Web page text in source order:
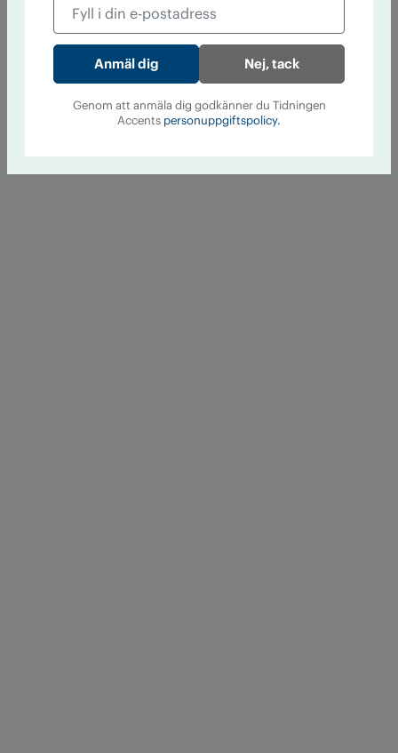
Nej, tack
Genom att anmäla dig godkänner du Tidningen
Accents personuppgiftspolicy.